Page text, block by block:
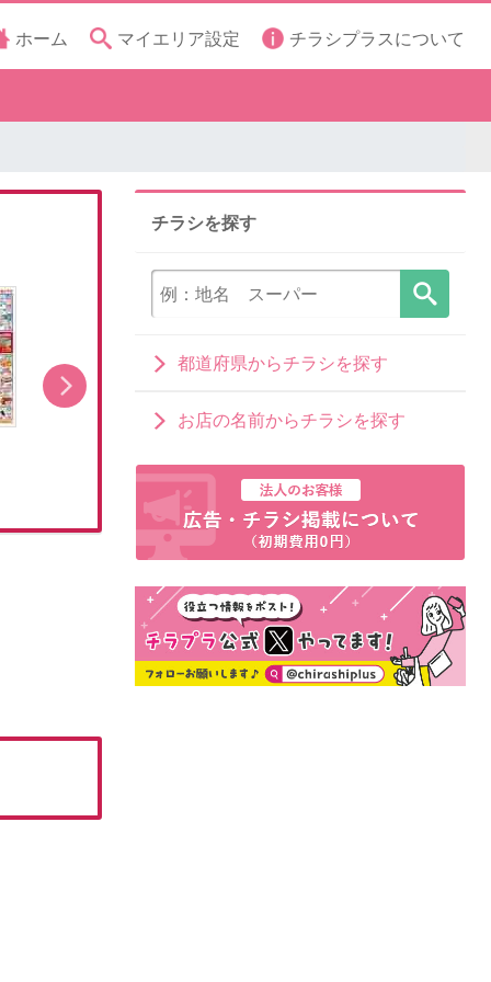
ホーム マイエリア設定 チラシプラスについて
チラシを探す
都道府県からチラシを探す
お店の名前からチラシを探す